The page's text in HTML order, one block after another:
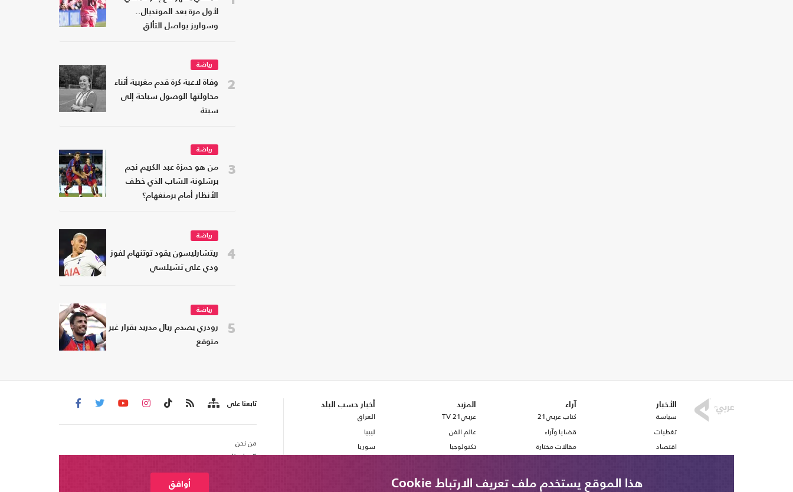
لأول مرة بعد المونديال..
وسواريز يواصل التألق
2
رياضة
وفاة لاعبة كرة قدم مغربية أثناء
محاولتها الوصول سباحة إلى
سبتة
3
رياضة
من هو حمزة عبد الكريم نجم
برشلونة الشاب الذي خطف
الأنظار أمام برمنغهام؟
4
رياضة
ريتشارليسون يقود توتنهام لفوز
ودي على تشيلسي
5
رياضة
رودري يصدم ريال مدريد بقرار غير
متوقع
الأخبار
سياسة
تغطيات
اقتصاد
آراء
كتاب عربي21
قضايا وآراء
مقالات مختارة
استطلاع رأي
المزيد
عربي21 TV
عالم الفن
تكنولوجيا
أخبار حسب البلد
العراق
ليبيا
سوريا
تابعنا على
من نحن
اتصل بنا
هذا الموقع يستخدم ملف تعريف الارتباط Cookie أوافق